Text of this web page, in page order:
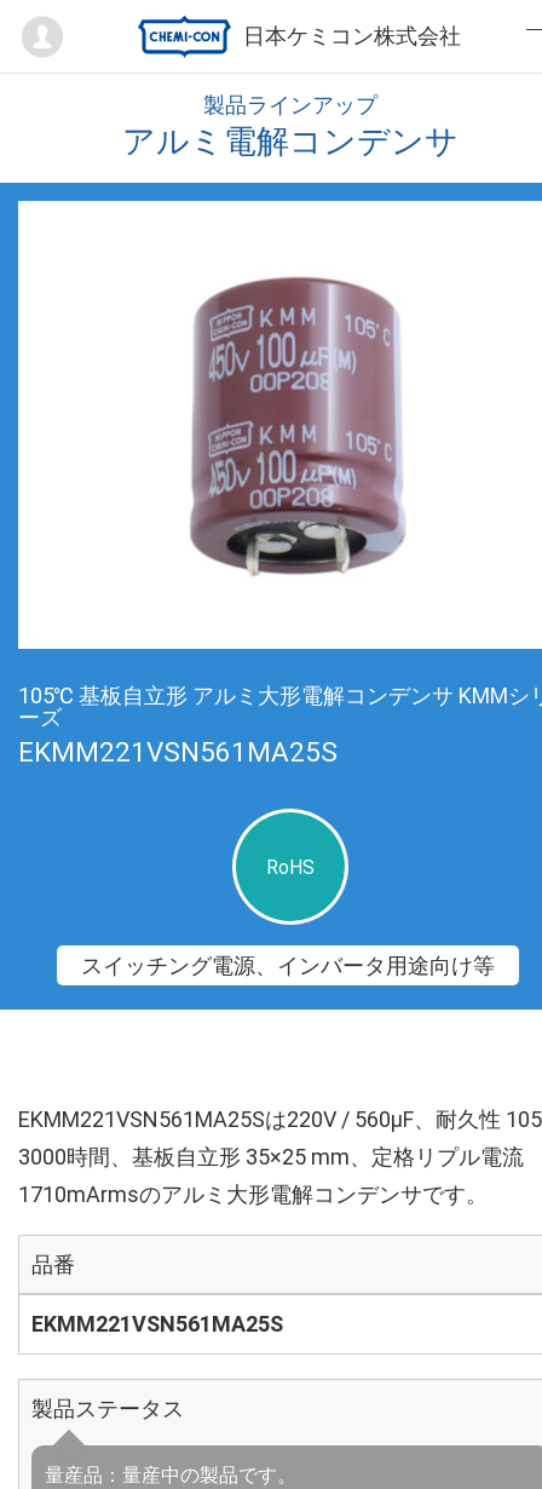
日本ケミコン株式会社
Mypage
製品ラインアップ
アルミ電解コンデンサ
105℃ 基板自立形 アルミ大形電解コンデンサ KMMシ
ーズ
EKMM221VSN561MA25S
RoHS
スイッチング電源、インバータ用途向け等
EKMM221VSN561MA25Sは220V / 560µF、耐久性
3000時間、基板自立形 35×25 mm、定格リプル電流
1710mArmsのアルミ大形電解コンデンサです。
品番
EKMM221VSN561MA25S
製品ステータス
量産品：量産中の製品です。